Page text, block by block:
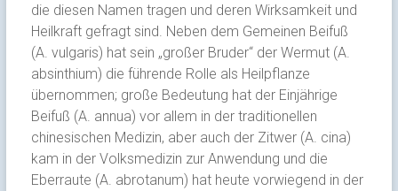
die diesen Namen tragen und deren Wirksamkeit und
Heilkraft gefragt sind. Neben dem Gemeinen Beifuß
(A. vulgaris) hat sein „großer Bruder“ der Wermut (A.
absinthium) die führende Rolle als Heilpflanze
übernommen; große Bedeutung hat der Einjährige
Beifuß (A. annua) vor allem in der traditionellen
chinesischen Medizin, aber auch der Zitwer (A. cina)
kam in der Volksmedizin zur Anwendung und die
Eberraute (A. abrotanum) hat heute vorwiegend in der